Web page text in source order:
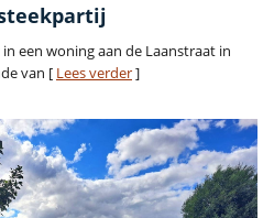
een woning aan de Laanstraat in
van [ Lees verder]